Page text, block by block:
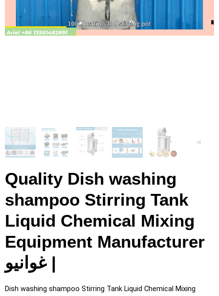
Quality Dish washing
shampoo Stirring Tank
Liquid Chemical Mixing
Equipment Manufacturer
| غوانيو
Dish washing shampoo Stirring Tank Liquid Chemical Mixing